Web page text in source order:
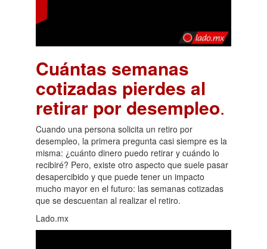
Cuántas semanas
cotizadas pierdes al
retirar por desempleo.
Cuando una persona solicita un retiro por
desempleo, la primera pregunta casi siempre es la
misma: ¿cuánto dinero puedo retirar y cuándo lo
recibiré? Pero, existe otro aspecto que suele pasar
desapercibido y que puede tener un impacto
mucho mayor en el futuro: las semanas cotizadas
que se descuentan al realizar el retiro.
Lado.mx